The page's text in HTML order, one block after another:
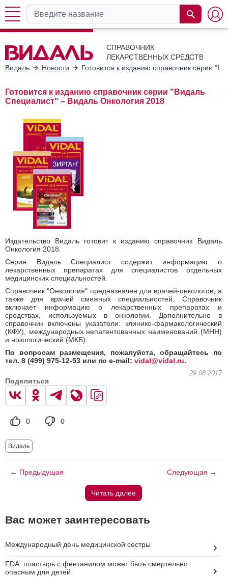
СПРАВОЧНИК
ЛЕКАРСТВЕННЫХ СРЕДСТВ
Видаль
Новости Готовится к изданию справочник серии
Готовится к изданию справочник серии "Видаль
Специалист" – Видаль Онкология 2018
Издательство Видаль готовит к изданию справочник Видаль
Онкология 2018.
Серия Видаль Специалист содержит информацию о
лекарственных препаратах для специалистов отдельных
медицинских специальностей.
Справочник "Онкология" предназначен для врачей-онкологов, а
также для врачей смежных специальностей. Справочник
включает информацию о лекарственных препаратах и
средствах, используемых в онкологии. Дополнительно в
справочник включены указатели: клинико-фармакологический
(КФУ), международных непатентованных наименований (МНН)
и нозологический (МКБ).
По вопросам размещения, пожалуйста, обращайтесь по
тел. 8 (499) 975-12-53 или по e-mail: vidal@vidal.ru.
29.08.2017
Поделиться
0 0
Видаль
← Предыдущая Следующая →
Читать далее
Вас может заинтересовать
Международный день медицинской сестры
FDA: пластырь с фентанилом может быть смертельно
опасным для детей